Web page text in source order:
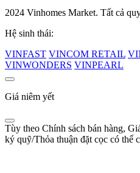
2024 Vinhomes Market. Tất cả
Hệ sinh thái:
VINFAST VINCOM RETAIL
VINWONDERS VINPEARL
Giá niêm yết
Tùy theo Chính sách bán hàng,
ký quỹ/Thỏa thuận đặt cọc có thể